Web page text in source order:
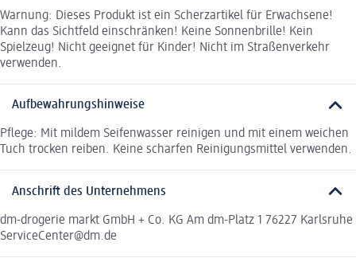
Warnung: Dieses Produkt ist ein Scherzartikel für Erwachsene!
Kann das Sichtfeld einschränken! Keine Sonnenbrille! Kein
Spielzeug! Nicht geeignet für Kinder! Nicht im Straßenverkehr
verwenden.
Aufbewahrungshinweise
Pflege: Mit mildem Seifenwasser reinigen und mit einem weichen
Tuch trocken reiben. Keine scharfen Reinigungsmittel verwenden.
Anschrift des Unternehmens
dm-drogerie markt GmbH + Co. KG Am dm-Platz 1 76227 Karlsruhe
ServiceCenter@dm.de